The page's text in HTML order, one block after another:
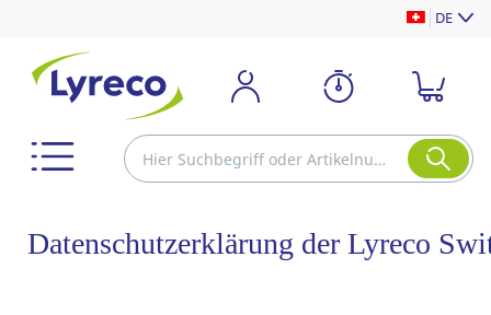
DE
Datenschutzerklärung der Lyreco